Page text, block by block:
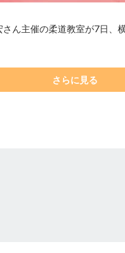
ん主催の柔道教室が7日、
さらに見る